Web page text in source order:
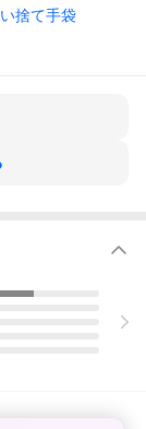
なります。予
捨て手袋